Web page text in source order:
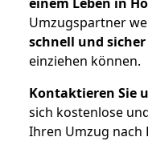
Umzugspartner
schnell und sicher
einziehen können.
Kontaktieren Sie
sich kostenlose
Ihren Umzug nach